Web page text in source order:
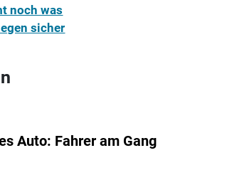
noch was
sicher
Auto: Fahrer am Gang